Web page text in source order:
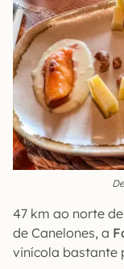
47 km ao norte
de Canelones, a
vinícola bastante